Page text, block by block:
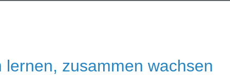
lernen, zusammen wachsen